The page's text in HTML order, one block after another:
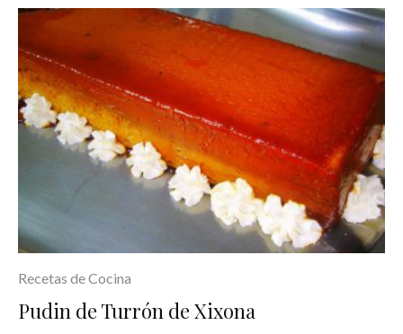
Recetas de Cocina
Pudin de Turrón de Xixona